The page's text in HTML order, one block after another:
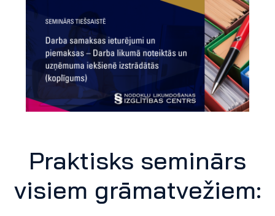
Praktisks seminārs
visiem grāmatvežiem: